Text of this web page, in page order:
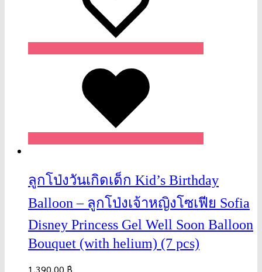
ลูกโป่งวันเกิดเด็ก Kid’s Birthday
Balloon – ลูกโป่งเจ้าหญิงโซเฟีย Sofia
Disney Princess Gel Well Soon Balloon
Bouquet (with helium) (7 pcs)
1,390.00 ฿